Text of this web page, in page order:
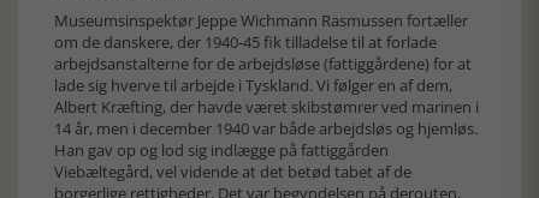
Museumsinspektør Jeppe Wichmann Rasmussen fortæller
om de danskere, der 1940-45 fik tilladelse til at forlade
arbejdsanstalterne for de arbejdsløse (fattiggårdene) for at
lade sig hverve til arbejde i Tyskland. Vi følger en af dem,
Albert Kræfting, der havde været skibstømrer ved marinen i
14 år, men i december 1940 var både arbejdsløs og hjemløs.
Han gav op og lod sig indlægge på fattiggården
Viebæltegård, vel vidende at det betød tabet af de
borgerlige rettigheder. Det var begyndelsen på derouten,